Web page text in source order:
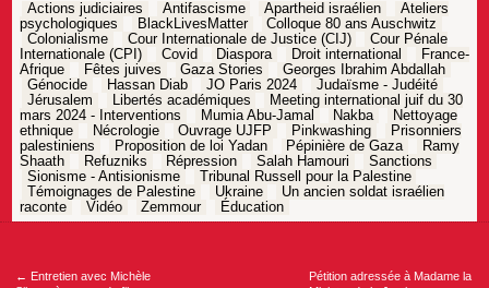
Actions judiciaires Antifascisme Apartheid israélien
Ateliers
psychologiques
BlackLivesMatter
Colloque 80 ans Auschwitz
Colonialisme
Cour Internationale de Justice (CIJ)
Cour Pénale
Internationale (CPI)
Covid Diaspora Droit international
France-
Afrique
Fêtes juives Gaza Stories
Georges Ibrahim Abdallah
Génocide
Hassan Diab JO Paris 2024
Judaïsme - Judéité
Jérusalem
Libertés académiques
Meeting international juif du 30
mars 2024 - Interventions
Mumia Abu-Jamal Nakba
Nettoyage
ethnique
Nécrologie Ouvrage UJFP Pinkwashing
Prisonniers
palestiniens
Proposition de loi Yadan Pépinière de Gaza
Ramy
Shaath
Refuzniks Répression Salah Hamouri
Sanctions
Sionisme - Antisionisme
Tribunal Russell pour la Palestine
Témoignages de Palestine
Ukraine
Un ancien soldat israélien
raconte
Vidéo Zemmour Éducation
Navigation
← Entretien avec Michèle
Pétition adressée à Madame la